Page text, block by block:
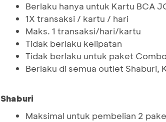
Berlaku hanya untuk Kartu BCA
1X transaksi / kartu / hari
Maks. 1 transaksi/hari/kartu
Tidak berlaku kelipatan
Tidak berlaku untuk paket
Berlaku di semua outlet Shaburi,
Shaburi
Maksimal untuk pembelian 2